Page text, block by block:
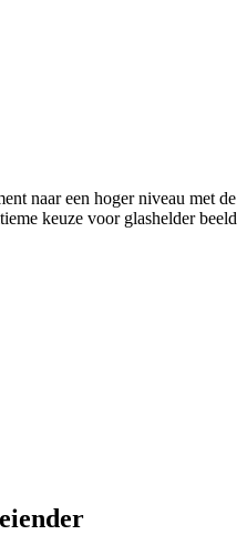
naar een hoger niveau met de
keuze voor glashelder beeld